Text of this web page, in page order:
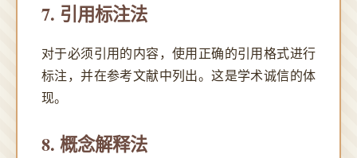
7. 引用标注法
对于必须引用的内容，使用正确的引用格式进行
标注，并在参考文献中列出。这是学术诚信的体
现。
8. 概念解释法